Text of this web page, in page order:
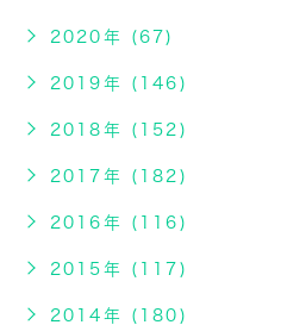
2020年 (67)
2019年 (146)
2018年 (152)
2017年 (182)
2016年 (116)
2015年 (117)
2014年 (180)